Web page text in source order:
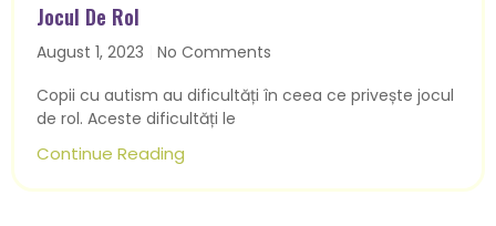
Jocul De Rol
August 1, 2023
No Comments
Copii cu autism au dificultăți în ceea ce privește jocul
de rol. Aceste dificultăți le
Continue Reading